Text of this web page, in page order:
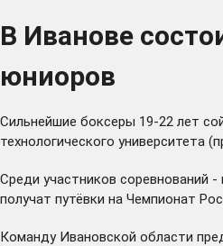
В Иванове
юниоров
Сильнейшие боксеры 19-22 лет
технологического университета
Среди участников соревнований
получат путёвки на Чемпионат
Команду Ивановской области